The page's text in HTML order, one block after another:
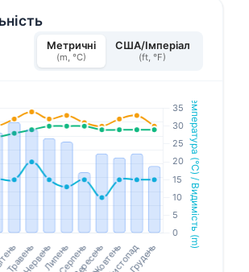
Метричні
(m, °C)
США/Імперіал
(ft, °F)